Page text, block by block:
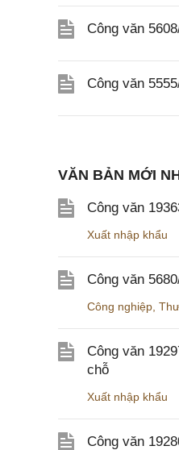
Công văn
Công văn
VĂN BẢN MỚI
Công văn
Xuất nhập khẩu
Công văn
Công nghiệp
Công văn
chỗ
Xuất nhập khẩu
Công văn